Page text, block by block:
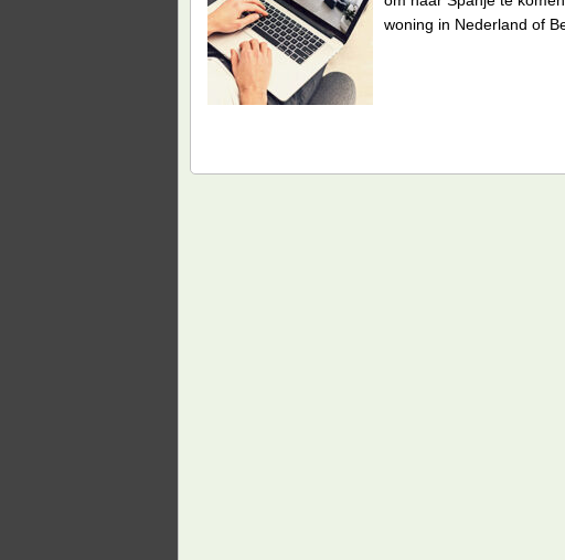
woning in Nederland of